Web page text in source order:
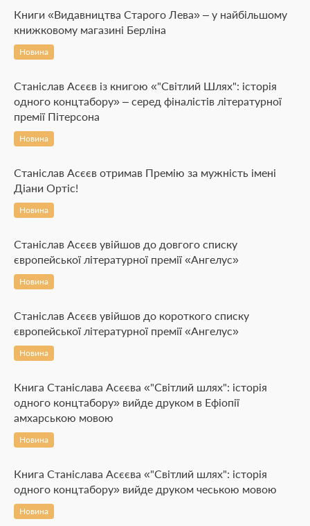
Книги «Видавництва Старого Лева» – у найбільшому
книжковому магазині Берліна
Новина
Станіслав Асєєв із книгою «"Світлий Шлях": історія
одного концтабору» – серед фіналістів літературної
премії Пітерсона
Новина
Станіслав Асєєв отримав Премію за мужність імені
Діани Ортіс!
Новина
Станіслав Асєєв увійшов до довгого списку
європейської літературної премії «Ангелус»
Новина
Станіслав Асєєв увійшов до короткого списку
європейської літературної премії «Ангелус»
Новина
Книга Станіслава Асєєва «"Світлий шлях": історія
одного концтабору» вийде друком в Ефіопії
амхарською мовою
Новина
Книга Станіслава Асєєва «"Світлий шлях": історія
одного концтабору» вийде друком чеською мовою
Новина